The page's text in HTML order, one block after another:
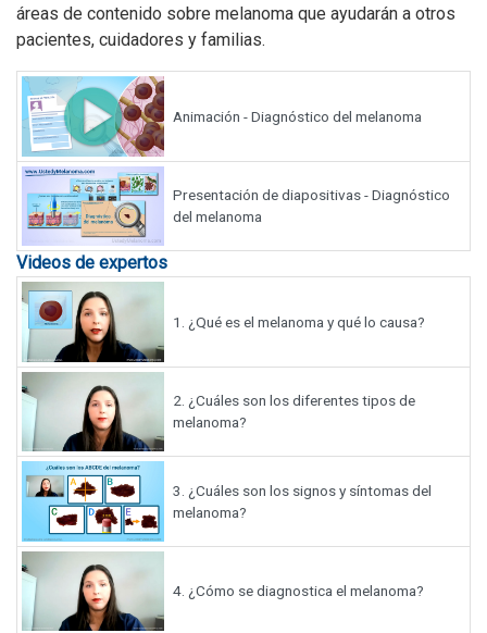
áreas de contenido sobre melanoma que ayudarán a otros
pacientes, cuidadores y familias.
Animación - Diagnóstico del melanoma
Presentación de diapositivas - Diagnóstico
del melanoma
Videos de expertos
1. ¿Qué es el melanoma y qué lo causa?
2. ¿Cuáles son los diferentes tipos de
melanoma?
3. ¿Cuáles son los signos y síntomas del
melanoma?
4. ¿Cómo se diagnostica el melanoma?